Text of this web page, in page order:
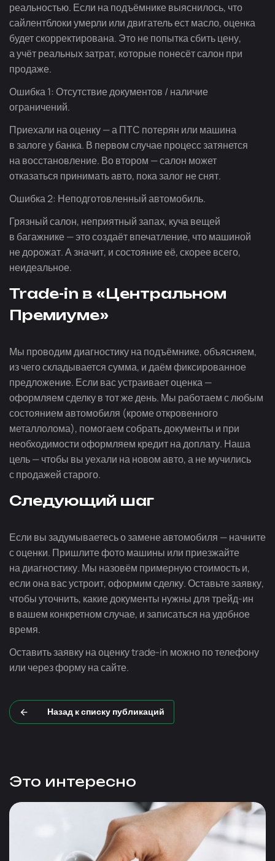
реальностью. Если на подъёмнике выяснилось, что
сайлентблоки умерли или двигатель ест масло, оценка
будет скорректирована. Это не попытка сбить цену,
а учёт реальных затрат, которые понесёт салон при
продаже.
Ошибка 1: Отсутствие документов / наличие
ограничений.
Приехали на оценку — а ПТС потерян или машина
в залоге у банка. В первом случае процесс затянется
на восстановление. Во втором — салон может
отказаться принимать авто, пока залог не снят.
Ошибка 2: Неподготовленный автомобиль.
Грязный салон, неприятный запах, куча вещей
в багажнике — это создаёт впечатление, что машиной
не дорожат. А значит, и состояние её, скорее всего,
неидеальное.
Trade-in в «Центральном
Премиуме»
Мы проводим диагностику на подъёмнике, объясняем,
из чего складывается сумма, и даём фиксированное
предложение. Если вас устраивает оценка —
оформляем сделку в тот же день. Мы работаем с любым
состоянием автомобиля (кроме откровенного
металлолома), помогаем собрать документы и при
необходимости оформляем кредит на доплату. Наша
цель — чтобы вы уехали на новом авто, а не мучились
с продажей старого.
Следующий шаг
Если вы задумываетесь о замене автомобиля — начните
с оценки. Пришлите фото машины или приезжайте
на диагностику. Мы назовём примерную стоимость и,
если она вас устроит, оформим сделку. Оставьте заявку,
чтобы уточнить, какие документы нужны длятрейд-ин
в вашем конкретном случае, и записаться на удобное
время.
Оставить заявку на оценкуtrade-in можно по телефону
или через форму на сайте.
Назад к списку публикаций
Это интересно